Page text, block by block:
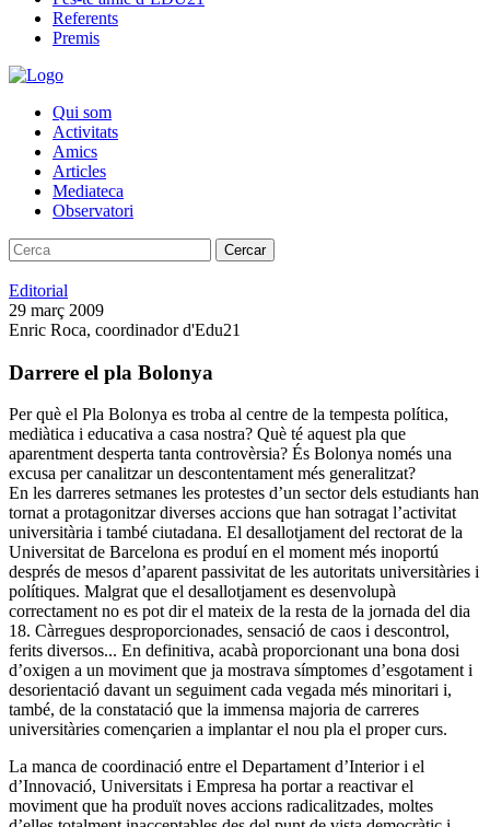
Referents
Premis
Qui som
Activitats
Amics
Articles
Mediateca
Observatori
Cercar
Editorial
29 març 2009
Enric Roca, coordinador d'Edu21
Darrere el pla Bolonya
Per què el Pla Bolonya es troba al centre de la tempesta política,
mediàtica i educativa a casa nostra? Què té aquest pla que
aparentment desperta tanta controvèrsia? És Bolonya només una
excusa per canalitzar un descontentament més generalitzat?
En les darreres setmanes les protestes d’un sector dels estudiants han
tornat a protagonitzar diverses accions que han sotragat l’activitat
universitària i també ciutadana. El desallotjament del rectorat de la
Universitat de Barcelona es produí en el moment més inoportú
després de mesos d’aparent passivitat de les autoritats universitàries i
polítiques. Malgrat que el desallotjament es desenvolupà
correctament no es pot dir el mateix de la resta de la jornada del dia
18. Càrregues desproporcionades, sensació de caos i descontrol,
ferits diversos... En definitiva, acabà proporcionant una bona dosi
d’oxigen a un moviment que ja mostrava símptomes d’esgotament i
desorientació davant un seguiment cada vegada més minoritari i,
també, de la constatació que la immensa majoria de carreres
universitàries començarien a implantar el nou pla el proper curs.
La manca de coordinació entre el Departament d’Interior i el
d’Innovació, Universitats i Empresa ha portar a reactivar el
moviment que ha produït noves accions radicalitzades, moltes